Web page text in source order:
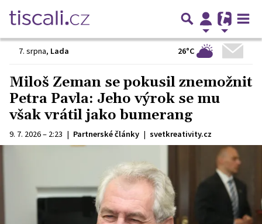
7. srpna, Lada 26°C
Miloš Zeman se pokusil znemožnit
Petra Pavla: Jeho výrok se mu
však vrátil jako bumerang
9. 7. 2026 – 2:23 | Partnerské články | svetkreativity.cz